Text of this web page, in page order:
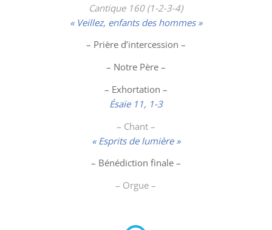
Cantique 160 (1-2-3-4)
« Veillez, enfants des hommes »
– Prière d’intercession –
– Notre Père –
– Exhortation –
Ésaïe 11, 1-3
– Chant –
« Esprits de lumière »
– Bénédiction finale –
– Orgue –